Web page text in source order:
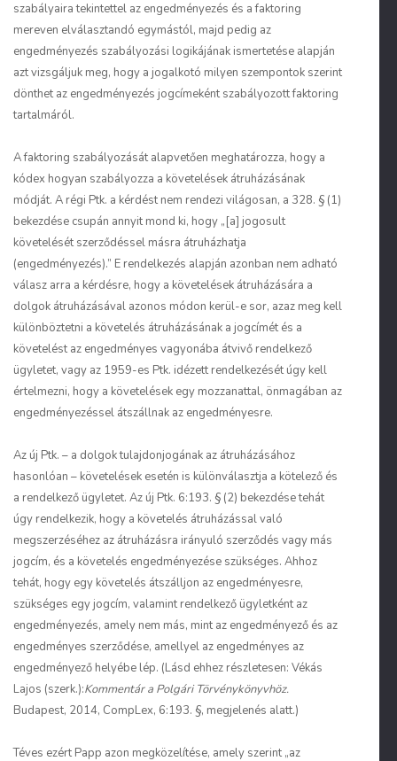
szabályaira tekintettel az engedményezés és a faktoring
mereven elválasztandó egymástól, majd pedig az
engedményezés szabályozási logikájának ismertetése alapján
azt vizsgáljuk meg, hogy a jogalkotó milyen szempontok szerint
dönthet az engedményezés jogcímeként szabályozott faktoring
tartalmáról.
A faktoring szabályozását alapvetően meghatározza, hogy a
kódex hogyan szabályozza a követelések átruházásának
módját. A régi Ptk. a kérdést nem rendezi világosan, a 328. § (1)
bekezdése csupán annyit mond ki, hogy „[a] jogosult
követelését szerződéssel másra átruházhatja
(engedményezés).” E rendelkezés alapján azonban nem adható
válasz arra a kérdésre, hogy a követelések átruházására a
dolgok átruházásával azonos módon kerül-e sor, azaz meg kell
különböztetni a követelés átruházásának a jogcímét és a
követelést az engedményes vagyonába átvivő rendelkező
ügyletet, vagy az 1959-es Ptk. idézett rendelkezését úgy kell
értelmezni, hogy a követelések egy mozzanattal, önmagában az
engedményezéssel átszállnak az engedményesre.
Az új Ptk. – a dolgok tulajdonjogának az átruházásához
hasonlóan – követelések esetén is különválasztja a kötelező és
a rendelkező ügyletet. Az új Ptk. 6:193. § (2) bekezdése tehát
úgy rendelkezik, hogy a követelés átruházással való
megszerzéséhez az átruházásra irányuló szerződés vagy más
jogcím, és a követelés engedményezése szükséges. Ahhoz
tehát, hogy egy követelés átszálljon az engedményesre,
szükséges egy jogcím, valamint rendelkező ügyletként az
engedményezés, amely nem más, mint az engedményező és az
engedményes szerződése, amellyel az engedményes az
engedményező helyébe lép. (Lásd ehhez részletesen: Vékás
Lajos (szerk.):Kommentár a Polgári Törvénykönyvhöz.
Budapest, 2014, CompLex, 6:193. §, megjelenés alatt.)
Téves ezért Papp azon megközelítése, amely szerint „az